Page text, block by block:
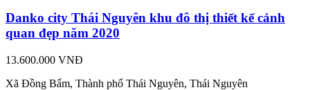
Danko city Thái Nguyên khu đô thị thiết kế cảnh
quan đẹp năm 2020
13.600.000 VNĐ
Xã Đồng Bẩm, Thành phố Thái Nguyên, Thái Nguyên